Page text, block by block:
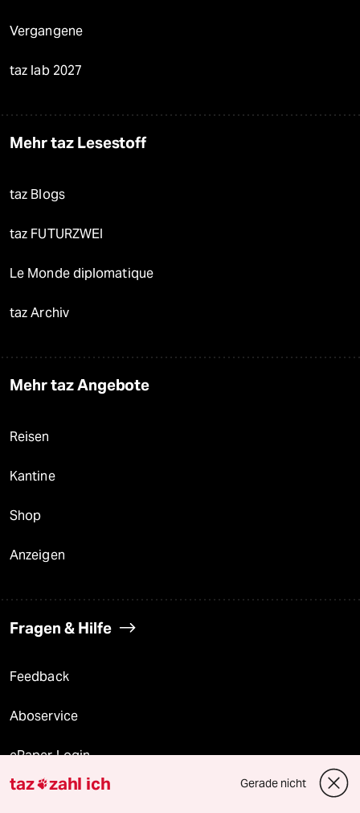
Vergangene
taz lab 2027
Mehr taz Lesestoff
taz Blogs
taz FUTURZWEI
Le Monde diplomatique
taz Archiv
Mehr taz Angebote
Reisen
Kantine
Shop
Anzeigen
Fragen & Hilfe
Feedback
Aboservice
ePaper Login
Downloads für Abonnierende
taz zahl ich Gerade nicht